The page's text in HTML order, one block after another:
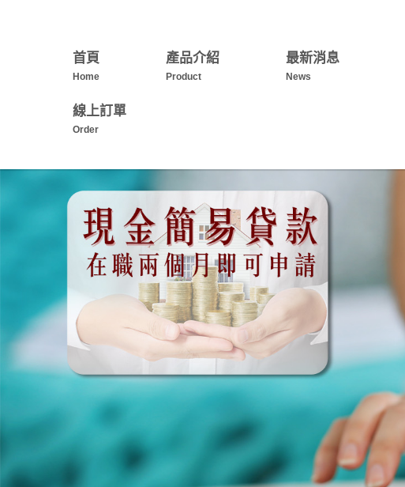
首頁
Home
產品介紹
Product
最新消息
News
線上訂單
Order